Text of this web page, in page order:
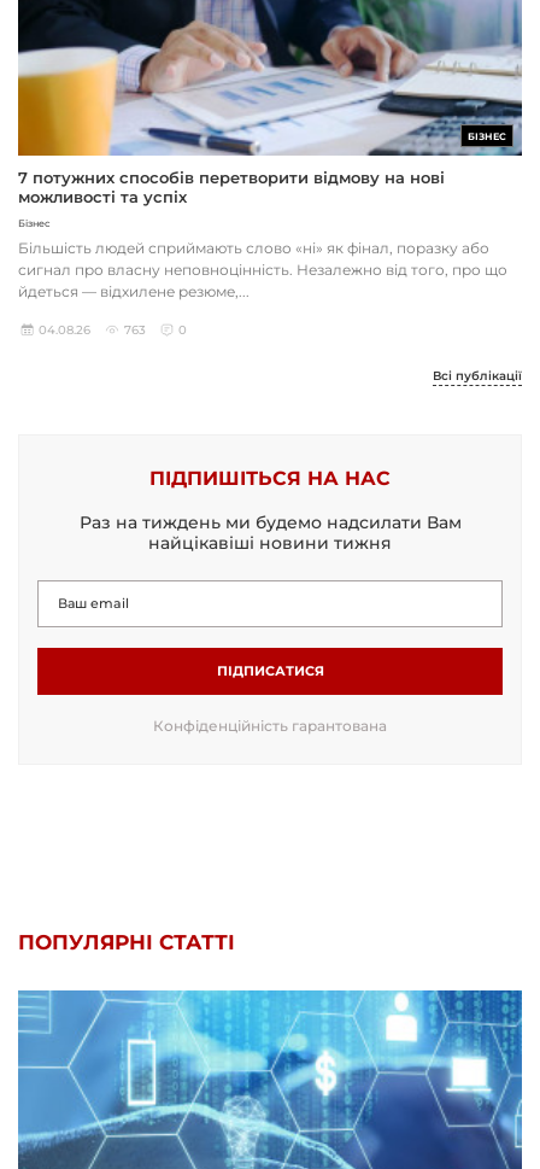
БІЗНЕС
7 потужних способів перетворити відмову на нові
можливості та успіх
Бізнес
Більшість людей сприймають слово «ні» як фінал, поразку або
сигнал про власну неповноцінність. Незалежно від того, про що
йдеться — відхилене резюме,...
04.08.26 763 0
Всі публікації
ПІДПИШІТЬСЯ НА НАС
Раз на тиждень ми будемо надсилати Вам
найцікавіші новини тижня
ПІДПИСАТИСЯ
Конфіденційність гарантована
ПОПУЛЯРНІ СТАТТІ